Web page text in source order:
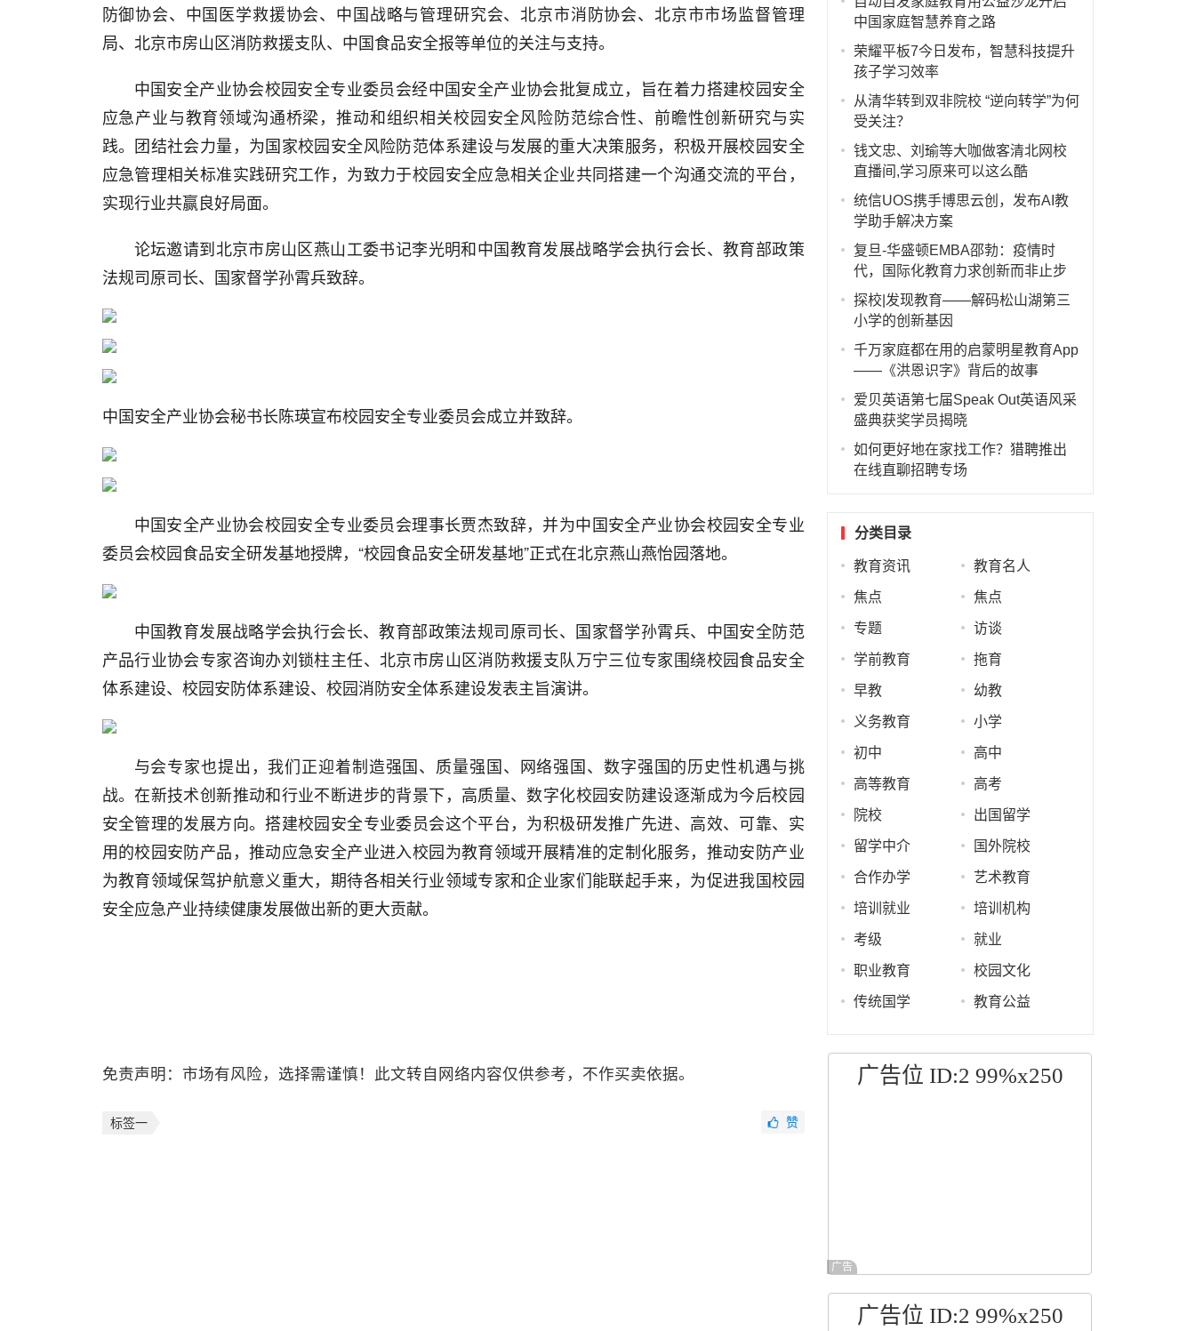
防御协会、中国医学救援协会、中国战略与管理研究会、北京市消防协会、北京市市场监督管理
局、北京市房山区消防救援支队、中国食品安全报等单位的关注与支持。
中国安全产业协会校园安全专业委员会经中国安全产业协会批复成立，旨在着力搭建校园安全
应急产业与教育领域沟通桥梁，推动和组织相关校园安全风险防范综合性、前瞻性创新研究与实
践。团结社会力量，为国家校园安全风险防范体系建设与发展的重大决策服务，积极开展校园安全
应急管理相关标准实践研究工作，为致力于校园安全应急相关企业共同搭建一个沟通交流的平台，
实现行业共赢良好局面。
论坛邀请到北京市房山区燕山工委书记李光明和中国教育发展战略学会执行会长、教育部政策
法规司原司长、国家督学孙霄兵致辞。
中国安全产业协会秘书长陈瑛宣布校园安全专业委员会成立并致辞。
中国安全产业协会校园安全专业委员会理事长贾杰致辞，并为中国安全产业协会校园安全专业
委员会校园食品安全研发基地授牌，“校园食品安全研发基地”正式在北京燕山燕怡园落地。
中国教育发展战略学会执行会长、教育部政策法规司原司长、国家督学孙霄兵、中国安全防范
产品行业协会专家咨询办刘锁柱主任、北京市房山区消防救援支队万宁三位专家围绕校园食品安全
体系建设、校园安防体系建设、校园消防安全体系建设发表主旨演讲。
与会专家也提出，我们正迎着制造强国、质量强国、网络强国、数字强国的历史性机遇与挑
战。在新技术创新推动和行业不断进步的背景下，高质量、数字化校园安防建设逐渐成为今后校园
安全管理的发展方向。搭建校园安全专业委员会这个平台，为积极研发推广先进、高效、可靠、实
用的校园安防产品，推动应急安全产业进入校园为教育领域开展精准的定制化服务，推动安防产业
为教育领域保驾护航意义重大，期待各相关行业领域专家和企业家们能联起手来，为促进我国校园
安全应急产业持续健康发展做出新的更大贡献。
免责声明：市场有风险，选择需谨慎！此文转自网络内容仅供参考，不作买卖依据。
标签一 赞
中国家庭智慧养育之路
荣耀平板7今日发布，智慧科技提升
孩子学习效率
从清华转到双非院校 “逆向转学”为何
受关注？
钱文忠、刘瑜等大咖做客清北网校
直播间,学习原来可以这么酷
统信UOS携手博思云创，发布AI教
学助手解决方案
复旦-华盛顿EMBA邵勃：疫情时
代，国际化教育力求创新而非止步
探校|发现教育——解码松山湖第三
小学的创新基因
千万家庭都在用的启蒙明星教育App
——《洪恩识字》背后的故事
爱贝英语第七届Speak Out英语风采
盛典获奖学员揭晓
如何更好地在家找工作？猎聘推出
在线直聊招聘专场
分类目录
教育资讯 教育名人
焦点 焦点
专题 访谈
学前教育 拖育
早教 幼教
义务教育 小学
初中 高中
高等教育 高考
院校 出国留学
留学中介 国外院校
合作办学 艺术教育
培训就业 培训机构
考级 就业
职业教育 校园文化
传统国学 教育公益
广告位 ID:2 99%x250
广告
广告位 ID:2 99%x250